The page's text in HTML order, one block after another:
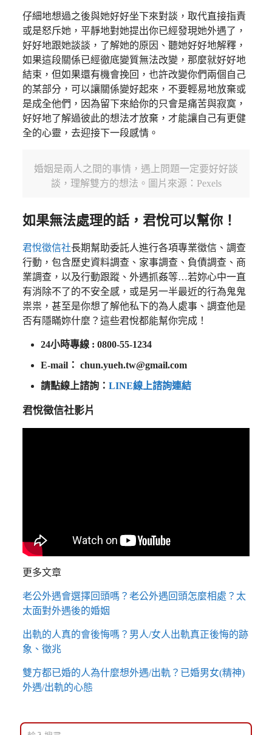
仔細地想過之後與她好好坐下來對談，取代直接指責
或是怒斥她，平靜地對她提出你已經發現她外遇了，
好好地跟她談談，了解她的原因、聽她好好地解釋，
如果這段關係已經徹底變質無法改變，那麼就好好地
結束，但如果還有機會挽回，也許改變你們兩個自己
的某部分，可以讓關係變好起來，不要輕易地放棄或
是成全他們，因為留下來給你的只會是痛苦與寂寞，
好好地了解過彼此的想法才放棄，才能讓自己有更健
全的心靈，去迎接下一段感情。
婚姻是兩人之間的事情，遇上問題一定要好好談
談，理解雙方的想法。圖片來源：Pexels
如果無法處理的話，君悅可以幫你！
君悅徵信社長期幫助委託人進行各項專業徵信、調查
行動，包含歷史資料調查、家事調查、負債調查、商
業調查，以及行動跟蹤、外遇抓姦等…若妳心中一直
有消除不了的不安全感，或是另一半最近的行為鬼鬼
祟祟，甚至是你想了解他私下的為人處事、調查他是
否有隱瞞妳什麼？這些君悅都能幫你完成！
24小時專線 : 0800-55-1234
E-mail： chun.yueh.tw@gmail.com
請點線上諮詢： LINE線上諮詢連結
君悅徵信社影片
更多文章
老公外遇會選擇回頭嗎？老公外遇回頭怎麼相處？太
太面對外遇後的婚姻
出軌的人真的會後悔嗎？男人/女人出軌真正後悔的跡
象、徵兆
雙方都已婚的人為什麼想外遇/出軌？已婚男女(精神)
外遇/出軌的心態